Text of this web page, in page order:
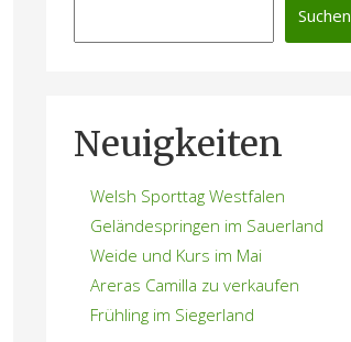
Suchen
Neuigkeiten
Welsh Sporttag Westfalen
Geländespringen im Sauerland
Weide und Kurs im Mai
Areras Camilla zu verkaufen
Frühling im Siegerland